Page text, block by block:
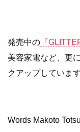
発売中の 『
美容家電など、更
クアップしていま
Words Makoto